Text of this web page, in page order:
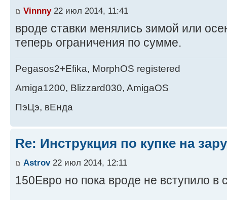
Vinnny22 июл 2014, 11:41
вроде ставки менялись зимой или
теперь ограничения по сумме.
Pegasos2+Efika, MorphOS registered
Amiga1200, Blizzard030, AmigaOS
ПэЦэ, вЕнда
Re: Инструкция по купке на
Astrov22 июл 2014, 12:11
150Евро но пока вроде не вступило в